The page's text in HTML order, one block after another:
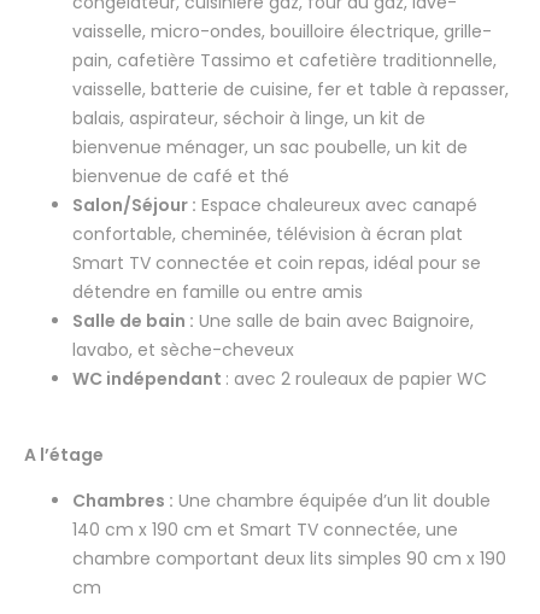
vaisselle, micro-ondes, bouilloire électrique, grille-
pain, cafetière Tassimo et cafetière traditionnelle,
vaisselle, batterie de cuisine, fer et table à repasser,
balais, aspirateur, séchoir à linge, un kit de
bienvenue ménager, un sac poubelle, un kit de
bienvenue de café et thé
Salon/Séjour : Espace chaleureux avec canapé
confortable, cheminée, télévision à écran plat
Smart TV connectée et coin repas, idéal pour se
détendre en famille ou entre amis
Salle de bain : Une salle de bain avec Baignoire,
lavabo, et sèche-cheveux
WC indépendant : avec 2 rouleaux de papier WC
A l’étage
Chambres : Une chambre équipée d’un lit double
140 cm x 190 cm et Smart TV connectée, une
chambre comportant deux lits simples 90 cm x 190
cm